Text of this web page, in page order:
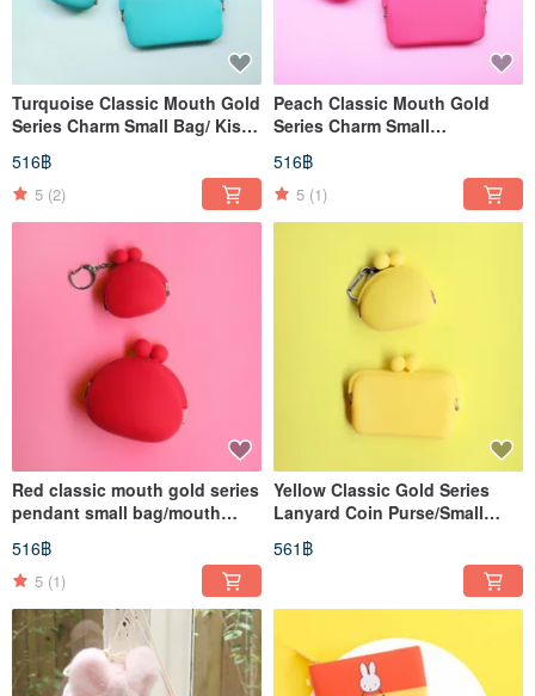
Turquoise Classic Mouth Gold
Series Charm Small Bag/ Kiss
Lock Bag/Card Holder
516฿
5 (2)
Peach Classic Mouth Gold
Series Charm Small
Bag/Mouth Gold Bag/Card
Holder
516฿
5 (1)
Red classic mouth gold series
pendant small bag/mouth
gold bag/combination bag
516฿
5 (1)
Yellow Classic Gold Series
Lanyard Coin Purse/Small
Card Holder/Combination Bag
561฿